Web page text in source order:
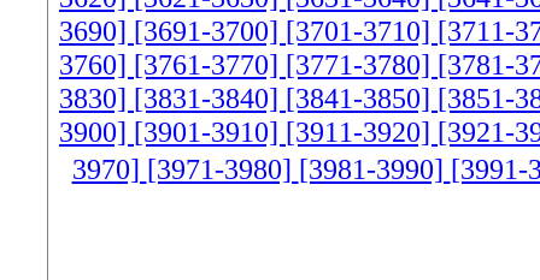
3690] [3691-3700] [3701-3710] [3711-
3760] [3761-3770] [3771-3780] [3781-
3830] [3831-3840] [3841-3850] [3851-
3900] [3901-3910] [3911-3920] [3921-
3970] [3971-3980] [3981-3990] [3991-